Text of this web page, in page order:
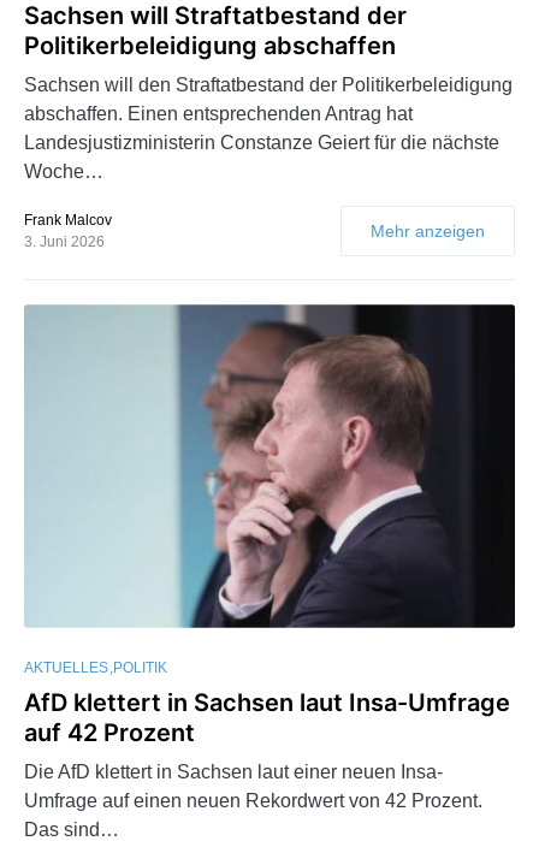
Sachsen will Straftatbestand der
Politikerbeleidigung abschaffen
Sachsen will den Straftatbestand der Politikerbeleidigung
abschaffen. Einen entsprechenden Antrag hat
Landesjustizministerin Constanze Geiert für die nächste
Woche…
Frank Malcov
3. Juni 2026
Mehr anzeigen
AKTUELLES POLITIK
AfD klettert in Sachsen laut Insa-Umfrage
auf 42 Prozent
Die AfD klettert in Sachsen laut einer neuen Insa-
Umfrage auf einen neuen Rekordwert von 42 Prozent.
Das sind…